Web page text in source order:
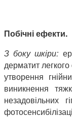
Побічні ефекти.
З боку шкіри:
дерматит
утворення
виникнення
незадовільних